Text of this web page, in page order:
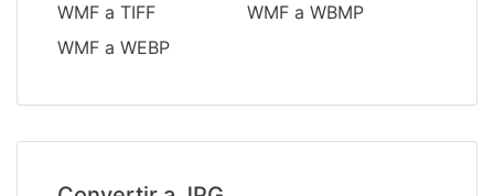
WMF a TIFF
WMF a WBMP
WMF a WEBP